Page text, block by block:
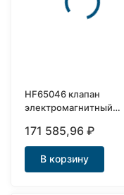
HF65046 клапан
электромагнитный
171 585,96₽
В корзину